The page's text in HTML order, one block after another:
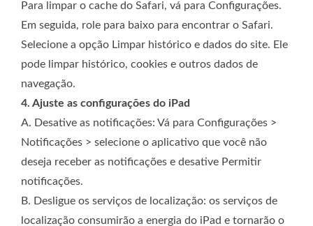
Para limpar o cache do Safari, vá para Configurações.
Em seguida, role para baixo para encontrar o Safari.
Selecione a opção Limpar histórico e dados do site. Ele
pode limpar histórico, cookies e outros dados de
navegação.
4. Ajuste as configurações do iPad
A. Desative as notificações: Vá para Configurações >
Notificações > selecione o aplicativo que você não
deseja receber as notificações e desative Permitir
notificações.
B. Desligue os serviços de localização: os serviços de
localização consumirão a energia do iPad e tornarão o